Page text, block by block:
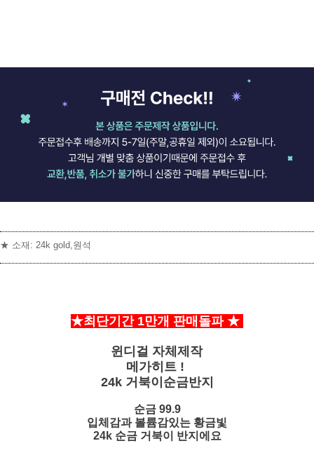
★ 소재: 24k gold,원석
★최단기간 1만개 판매돌파 ★
윈디걸 자체제작
메가히트 !
24k 거북이순금반지
순금 99.9
입체감과 볼륨감있는 황금빛
24k 순금 거북이 반지에요